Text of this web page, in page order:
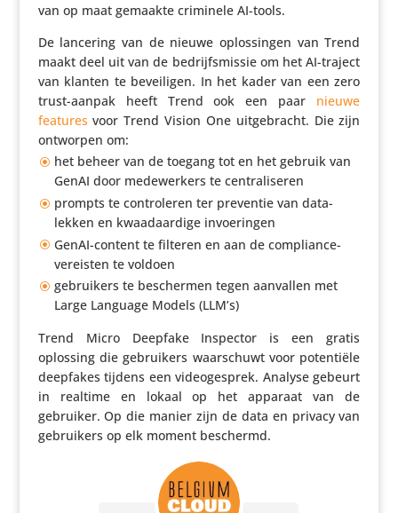
van op maat gemaakte criminele AI-tools.
De lancering van de nieuwe oplos­singen van Trend
maakt deel uit van de bedrijfs­missie om het AI-traject
van klanten te bevei­ligen. In het kader van een zero
trust-aanpak heeft Trend ook een paar nieuwe
features voor Trend Vision One uitge­bracht. Die zijn
ontworpen om:
het beheer van de toegang tot en het gebruik van
GenAI door mede­wer­kers te centraliseren
prompts te contro­leren ter preventie van data­
lekken en kwaad­aar­dige invoeringen
GenAI-content te filteren en aan de compli­ance-
vereisten te voldoen
gebrui­kers te beschermen tegen aanvallen met
Large Language Models (LLM’s)
Trend Micro Deepfake Inspector is een gratis
oplossing die gebrui­kers waar­schuwt voor poten­tiële
deepfakes tijdens een video­ge­sprek. Analyse gebeurt
in realtime en lokaal op het apparaat van de
gebruiker. Op die manier zijn de data en privacy van
gebrui­kers op elk moment beschermd.